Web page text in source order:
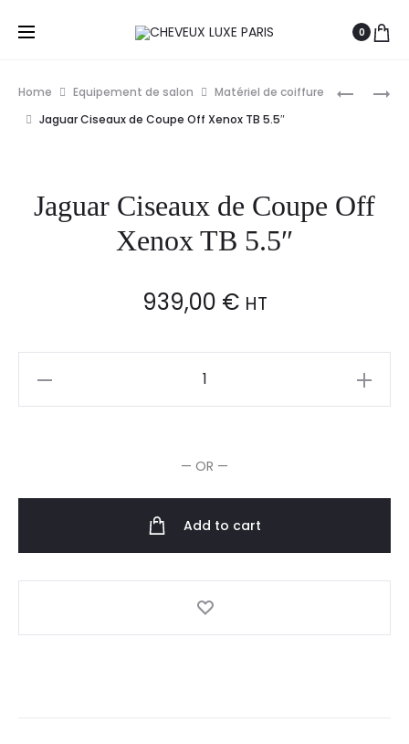
0
DE
Home Equipement de salon
Matériel de coiffure
Jaguar Ciseaux de Coupe Off Xenox TB 5.5″
Jaguar Ciseaux de Coupe Off
Xenox TB 5.5″
939,00 € HT
Xenox
5.5"
quantity
— OR —
Add to cart